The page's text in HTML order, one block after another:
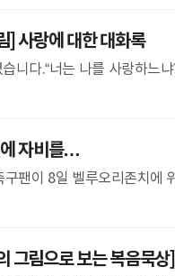
] 사랑에 대한 대화록
니다.“너는 나를 사랑하느
자비를…
구팬이 8일 벨루오리존치에
그림으로 보는 복음묵상